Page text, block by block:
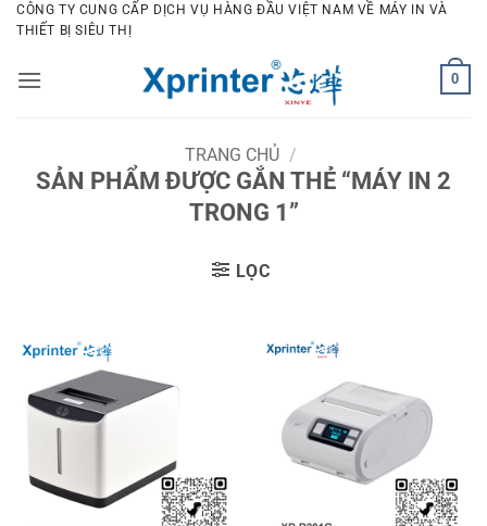
Bỏ
qua
dung
CÔNG TY CUNG CẤP DỊCH VỤ HÀNG ĐẦU VIỆT NAM VỀ MÁY IN VÀ
THIẾT BỊ SIÊU THỊ
0
TRANG CHỦ /
SẢN PHẨM ĐƯỢC GẮN THẺ “MÁY IN 2
TRONG 1”
LỌC